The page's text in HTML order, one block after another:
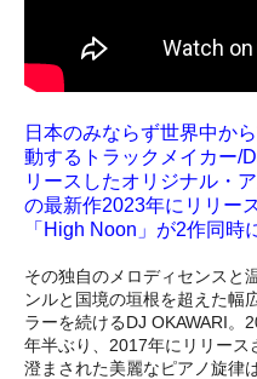
日本のみならず世界中か
動するトラックメイカー/
リースしたオリジナル・
の最新作2023年にリリー
「High Noon」が2作同時
その独自のメロディセンスと
ンルと国境の垣根を超えた幅
ラーを続けるDJ OKAWARI。
年半ぶり、2017年にリリー
澄まされた美麗なピアノ旋律